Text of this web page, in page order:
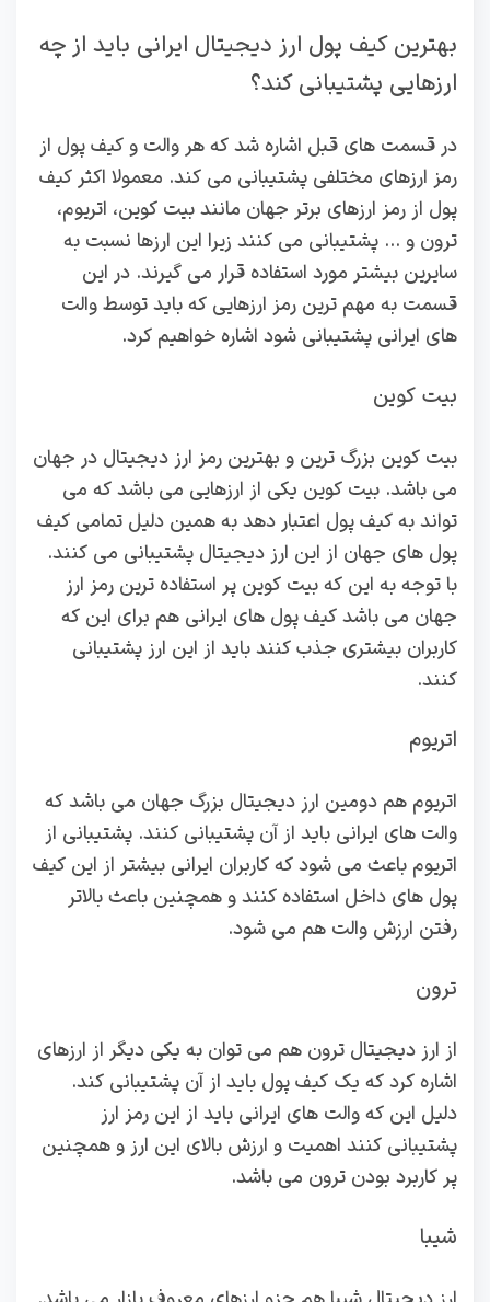
بهترین کیف پول ارز دیجیتال ایرانی باید از چه
ارزهایی پشتیبانی کند؟
در قسمت های قبل اشاره شد که هر والت و کیف پول از
رمز ارزهای مختلفی پشتیبانی می کند. معمولا اکثر کیف
پول از رمز ارزهای برتر جهان مانند بیت کوین، اتریوم،
ترون و … پشتیبانی می کنند زیرا این ارزها نسبت به
سایرین بیشتر مورد استفاده قرار می گیرند. در این
قسمت به مهم ترین رمز ارزهایی که باید توسط والت
های ایرانی پشتیبانی شود اشاره خواهیم کرد.
بیت کوین
بیت کوین بزرگ ترین و بهترین رمز ارز دیجیتال در جهان
می باشد. بیت کوین یکی از ارزهایی می باشد که می
تواند به کیف پول اعتبار دهد به همین دلیل تمامی کیف
پول های جهان از این ارز دیجیتال پشتیبانی می کنند.
با توجه به این که بیت کوین پر استفاده ترین رمز ارز
جهان می باشد کیف پول های ایرانی هم برای این که
کاربران بیشتری جذب کنند باید از این ارز پشتیبانی
کنند.
اتریوم
اتریوم هم دومین ارز دیجیتال بزرگ جهان می باشد که
والت های ایرانی باید از آن پشتیبانی کنند. پشتیبانی از
اتریوم باعث می شود که کاربران ایرانی بیشتر از این کیف
پول های داخل استفاده کنند و همچنین باعث بالاتر
رفتن ارزش والت هم می شود.
ترون
از ارز دیجیتال ترون هم می توان به یکی دیگر از ارزهای
اشاره کرد که یک کیف پول باید از آن پشتیبانی کند.
دلیل این که والت های ایرانی باید از این رمز ارز
پشتیبانی کنند اهمیت و ارزش بالای این ارز و همچنین
پر کاربرد بودن ترون می باشد.
شیبا